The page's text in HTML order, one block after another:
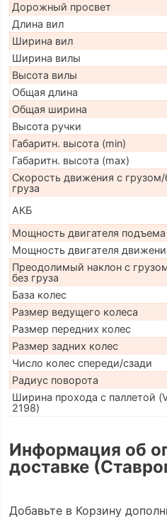
Дорожный просвет
Длина вил
Ширина вил
Ширина вилы
Высота вилы
Общая длина
Общая ширина
Высота ручки
Габаритн. высота (min)
Габаритн. высота (max)
Скорость движения с грузом/
груза
АКБ
Мощность двигателя подъема
Мощность двигателя
Преодолимый наклон с
без груза
База колес
Размер ведущего колеса
Размер передних колес
Размер задних колес
Число колес спереди/сзади
Радиус поворота
Ширина прохода с паллетой
2198)
Информация об
доставке
Добавьте в Корзину